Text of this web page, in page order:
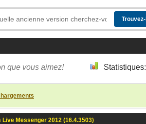
que vous aimez! Statistiques:
Live Messenger 2012 (16.4.3503)